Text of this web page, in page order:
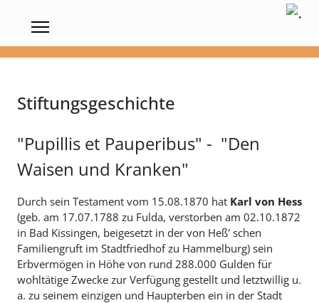
Stiftungsgeschichte
"Pupillis et Pauperibus" - "Den
Waisen und Kranken"
Durch sein Testament vom 15.08.1870 hat Karl von Hess
(geb. am 17.07.1788 zu Fulda, verstorben am 02.10.1872
in Bad Kissingen, beigesetzt in der von Heß' schen
Familiengruft im Stadtfriedhof zu Hammelburg) sein
Erbvermögen in Höhe von rund 288.000 Gulden für
wohltätige Zwecke zur Verfügung gestellt und letztwillig u.
a. zu seinem einzigen und Haupterben ein in der Stadt